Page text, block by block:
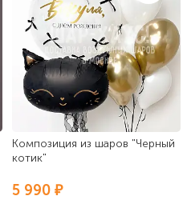
Композиция из шаров "Черный
котик"
5 990 ₽